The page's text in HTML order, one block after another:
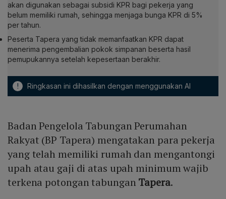
akan digunakan sebagai subsidi KPR bagi pekerja yang
belum memiliki rumah, sehingga menjaga bunga KPR di 5%
per tahun.
Peserta Tapera yang tidak memanfaatkan KPR dapat
menerima pengembalian pokok simpanan beserta hasil
pemupukannya setelah kepesertaan berakhir.
! Ringkasan ini dihasilkan dengan menggunakan AI
Badan Pengelola Tabungan Perumahan
Rakyat (BP Tapera) mengatakan para pekerja
yang telah memiliki rumah dan mengantongi
upah atau gaji di atas upah minimum wajib
terkena potongan tabungan Tapera.